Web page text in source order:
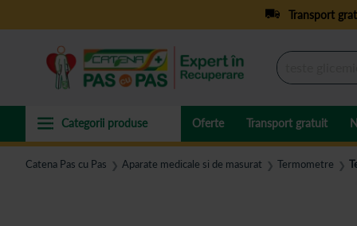
Transport
Oferte Transport gratuit
Catena Pas cu Pas ❯ Aparate medicale si de masurat ❯ Termometre ❯